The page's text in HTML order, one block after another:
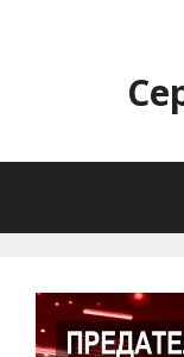
содержимому